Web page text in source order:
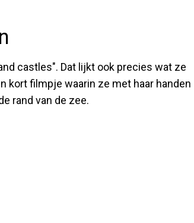
castles". Dat lijkt ook precies wat ze
kort filmpje waarin ze met haar handen
rand van de zee.